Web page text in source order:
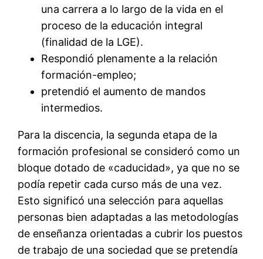
una carrera a lo largo de la vida en el
proceso de la educación integral
(finalidad de la LGE).
Respondió plenamente a la relación
formación-empleo;
pretendió el aumento de mandos
intermedios.
Para la discencia, la segunda etapa de la
formación profesional se consideró como un
bloque dotado de «caducidad», ya que no se
podía repetir cada curso más de una vez.
Esto significó una selección para aquellas
personas bien adaptadas a las metodologías
de enseñanza orientadas a cubrir los puestos
de trabajo de una sociedad que se pretendía